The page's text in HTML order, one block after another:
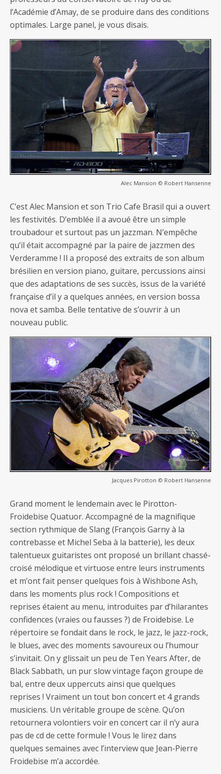
l’Académie d’Amay, de se produire dans des conditions
optimales. Large panel, je vous disais.
Alec Mansion © Robert Hansenne
C’est Alec Mansion et son Trio Cafe Brasil qui a ouvert
les festivités. D’emblée il a avoué être un simple
troubadour et surtout pas un jazzman. N’empêche
qu’il était accompagné par la paire de jazzmen des
Verderamme ! Il a proposé des extraits de son album
brésilien en version piano, guitare, percussions ainsi
que des adaptations de ses succès, issus de la variété
française d’il y a quelques années, en version bossa
nova et samba. Belle tentative de s’ouvrir à un
nouveau public.
Jacques Pirotton © Robert Hansenne
Grand moment le lendemain avec le Pirotton-
Froidebise Quatuor. Accompagné de la magnifique
section rythmique de Slang (François Garny à la
contrebasse et Michel Seba à la batterie), les deux
talentueux guitaristes ont proposé un brillant chassé-
croisé mélodique et virtuose entre leurs instruments
et m’ont fait penser quelques fois à Wishbone Ash,
dans les moments plus rock ! Compositions et
reprises étaient au menu, introduites par d’hilarantes
confidences (vraies ou fausses ?) de Froidebise. Le
répertoire se fondait dans le rock, le jazz, le jazz-rock,
le blues, avec des moments savoureux ou l’humour
s’invitait. On y glissait un peu de Ten Years After, de
Black Sabbath, un pur slow vintage façon groupe de
bal, entre deux uppercuts ainsi que quelques
reprises ! Vraiment un tout bon concert et 4 grands
musiciens. Un véritable groupe de scène. Qu’on
retournera volontiers voir en concert car il n’y aura
pas de cd de cette formule ! Vous le lirez dans
quelques semaines avec l’interview que Jean-Pierre
Froidebise m’a accordée.